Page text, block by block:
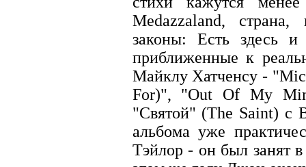
Medazzaland,
законы: Есть здесь
приближенные к
Майклу Хатченсу -
For)", "Out Of My
"Святой" (The Saint) c
альбома уже
Тэйлор - он был занят